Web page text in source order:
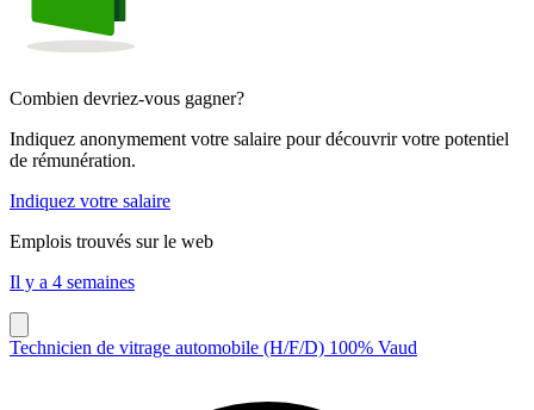
Combien devriez-vous gagner?
Indiquez anonymement votre salaire pour découvrir votre potentiel
de rémunération.
Indiquez votre salaire
Emplois trouvés sur le web
Il y a 4 semaines
Technicien de vitrage automobile (H/F/D) 100% Vaud